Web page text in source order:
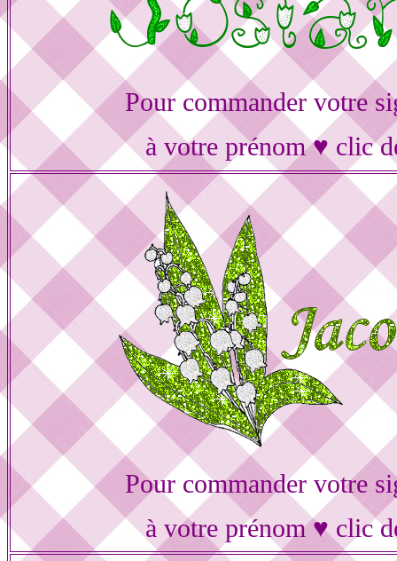
Pour commander votre
à votre prénom ♥ clic
Pour commander votre
à votre prénom ♥ clic